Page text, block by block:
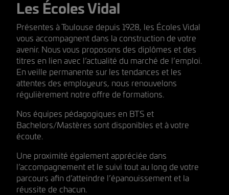
Les Écoles Vidal
Présentes à Toulouse depuis 1928, les Écoles Vidal
vous accompagnent dans la construction de votre
avenir. Nous vous proposons des diplômes et des
titres en lien avec l’actualité du marché de l’emploi.
En veille permanente sur les tendances et les
attentes des employeurs, nous renouvelons
régulièrement notre offre de formations.
Nos équipes pédagogiques en BTS et
Bachelors/Mastères sont disponibles et à votre
écoute.
Une proximité également appréciée dans
l’accompagnement et le suivi tout au long de votre
parcours afin d’atteindre l’épanouissement et la
réussite de chacun.